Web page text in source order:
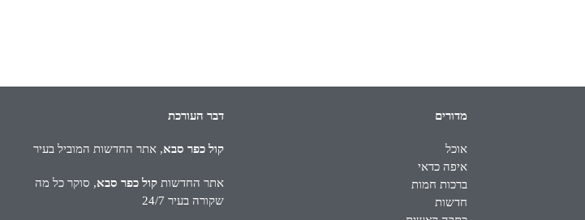
מדורים
אוכל
איפה כדאי
ברכות חמות
חדשות
דבר העורכת
קול כפר סבא, אתר החדשות המוביל בעיר
אתר החדשות קול כפר סבא, סוקר כל מה
שקורה בעיר 24/7